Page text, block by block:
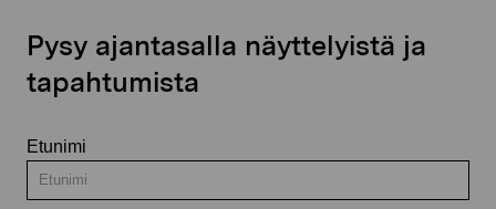
Pysy ajantasalla näyttelyistä ja
tapahtumista
Etunimi